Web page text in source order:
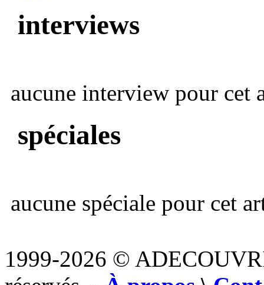
interviews
aucune interview pour cet
spéciales
aucune spéciale pour cet
1999-2026 ©